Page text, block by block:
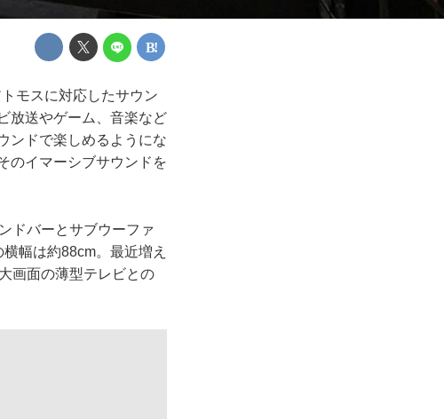
モスに対応したサウン
放送やゲーム、音楽など
ンドで楽しめるようにな
のイマーシブサウンドを
ドバーとサブウーファ
幅は約88cm。最近増え
画面の薄型テレビとの